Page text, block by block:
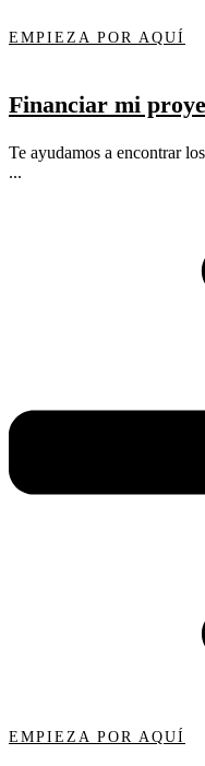
EMPIEZA POR AQUÍ
Financiar mi
Te ayudamos a encontrar
...
EMPIEZA POR AQUÍ